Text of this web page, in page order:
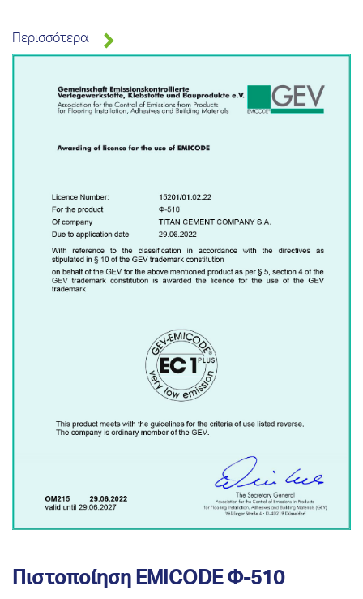
Περισσότερα
Πιστοποίηση EMICODE Φ-510